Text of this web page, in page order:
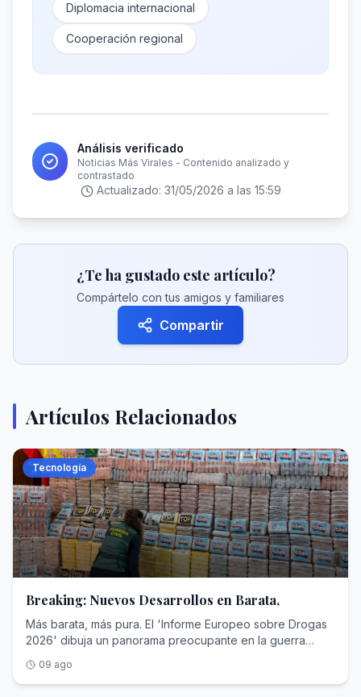
Diplomacia internacional
Cooperación regional
Análisis verificado
Noticias Más Virales - Contenido analizado y
contrastado
Actualizado: 31/05/2026 a las 15:59
¿Te ha gustado este artículo?
Compártelo con tus amigos y familiares
Compartir
Artículos Relacionados
Tecnología
Breaking: Nuevos Desarrollos en Barata,
Más barata, más pura. El 'Informe Europeo sobre Drogas
2026' dibuja un panorama preocupante en la guerra
técnicos de la EUDA, la agencia comunitaria que estudia
los narcóticos, durante la última década (2014-2024) el
09 ago